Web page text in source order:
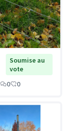
Soumise au
vote
0 0